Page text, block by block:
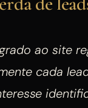
ao site
cada